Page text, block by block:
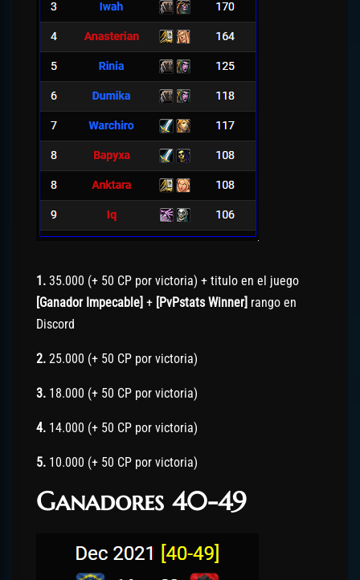
1. 35.000 (+ 50 CP por victoria) + titulo en el juego
[Ganador Impecable] + [PvPstats Winner] rango en
Discord
2. 25.000 (+ 50 CP por victoria)
3. 18.000 (+ 50 CP por victoria)
4. 14.000 (+ 50 CP por victoria)
5. 10.000 (+ 50 CP por victoria)
Ganadores 40-49